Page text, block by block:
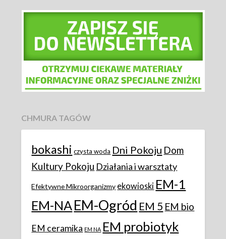
CHMURA TAGÓW
bokashi czysta woda Dni Pokoju Dom
Kultury Pokoju Działania i warsztaty
Efektywne Mikroorganizmy ekowioski EM-1
EM-NAEM-Ogród EM 5 EM bio
EM ceramika EM NA EM probiotyk